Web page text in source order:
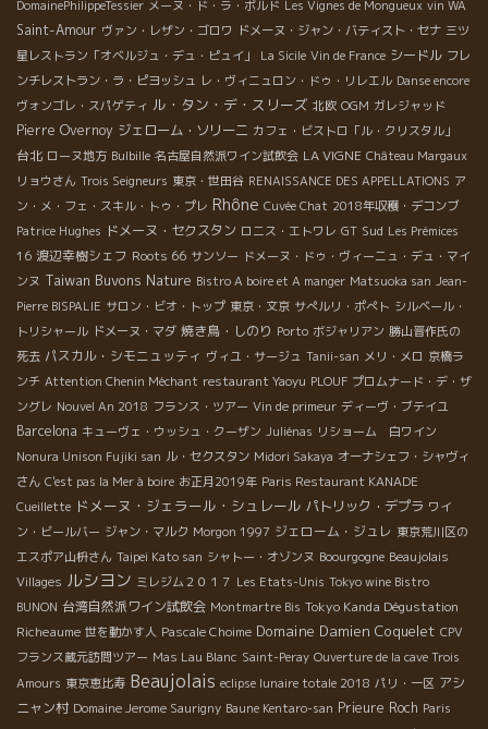
DomainePhilippeTessier メーヌ・ド・ラ・ボルド Les Vignes de Mongueux vin WA
Saint-Amour ヴァン・レザン・ゴロワ ドメーヌ・ジャン・バティスト・セナ 三ツ
星レストラン「オベルジュ・デュ・ピュイ」
La Sicile Vin de France シードル フレ
ンチレストラン・ラ・ピヨッシュ レ・ヴィニュロン・ドゥ・リレエル Danse encore
ヴォンゴレ・スパゲティ ル・タン・デ・スリーズ 北欧 OGM ガレジャッド
Pierre Overnoy ジェローム・ソリーニ カフェ・ビストロ「ル・クリスタル」
台北 ローヌ地方 Bulbille 名古屋自然派ワイン試飲会 LA VIGNE Château Margaux
リョウさん Trois Seigneurs 東京・世田谷 RENAISSANCE DES APPELLATIONS ア
ン・メ・フェ・スキル・トゥ・プレ Rhône Cuvée Chat 2018年収穫・デコンブ
Patrice Hughes ドメーヌ・セクスタン ロニス・エトワレ GT Sud Les Prémices
16 渡辺幸樹シェフ Roots 66 サンソー ドメーヌ・ドゥ・ヴィーニュ・デュ・マイ
ンヌ Taiwan Buvons Nature Bistro A boire et A manger Matsuoka san Jean-
Pierre BISPALIE サロン・ビオ・トップ 東京・文京 サぺルリ・ポぺト シルベール・
トリシャール ドメーヌ・マダ 焼き鳥・しのり Porto ボジャリアン 勝山晋作氏の
死去 パスカル・シモニュッティ ヴィユ・サージュ Tanii-san メリ・メロ 京橋ラ
ンチ Attention Chenin Méchant restaurant Yaoyu PLOUF プロムナード・デ・ザ
ングレ Nouvel An 2018 フランス・ツアー Vin de primeur ディーヴ・ブテイユ
Barcelona キューヴェ・ウッシュ・クーザン Juliénas リショーム 白ワイン
Nonura Unison Fujiki san ル・セクスタン Midori Sakaya オーナシェフ・シャヴィ
さん C'est pas la Mer à boire お正月2019年 Paris Restaurant KANADE
Cueillette ドメーヌ・ジェラール・シュレール パトリック・デプラ ワイ
ン・ビールバー ジャン・マルク Morgon 1997 ジェローム・ジュレ 東京荒川区の
エスポア山枡さん Taipei Kato san シャトー・オゾンヌ Boourgogne Beaujolais
Villages ルシヨン ミレジム２０１７ Les Etats-Unis Tokyo wine Bistro
BUNON 台湾自然派ワイン試飲会 Montmartre Bis Tokyo Kanda Dégustation
Richeaume 世を動かす人 Pascale Choime Domaine Damien Coquelet CPV
フランス蔵元訪問ツアー Mas Lau Blanc Saint-Peray Ouverture de la cave Trois
Amours 東京恵比寿 Beaujolais eclipse lunaire totale 2018 パリ・一区 アシ
ニャン村 Domaine Jerome Saurigny Baune Kentaro-san Prieure Roch Paris